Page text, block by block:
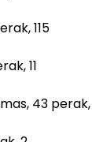
115
11
43 perak,